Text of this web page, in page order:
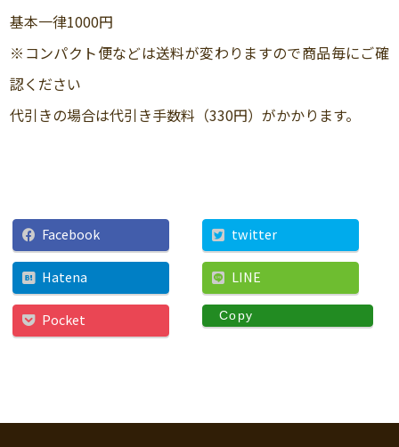
基本一律1000円
※コンパクト便などは送料が変わりますので商品毎にご確
認ください
代引きの場合は代引き手数料（330円）がかかります。
Facebook twitter
Hatena LINE
Pocket Copy